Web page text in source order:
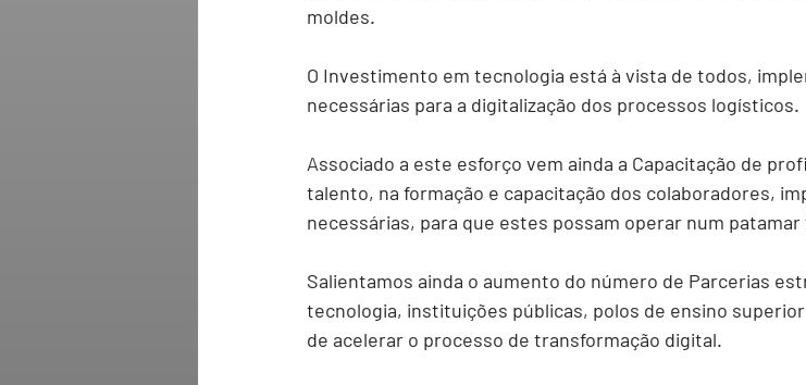
moldes.
O Investimento em tecnologia está à vista de todos,
necessárias para a digitalização dos processos logísticos.
Associado a este esforço vem ainda a Capacitação de
talento, na formação e capacitação dos colaboradores,
necessárias, para que estes possam operar num
Salientamos ainda o aumento do número de Parcerias
tecnologia, instituições públicas, polos de ensino
de acelerar o processo de transformação digital.